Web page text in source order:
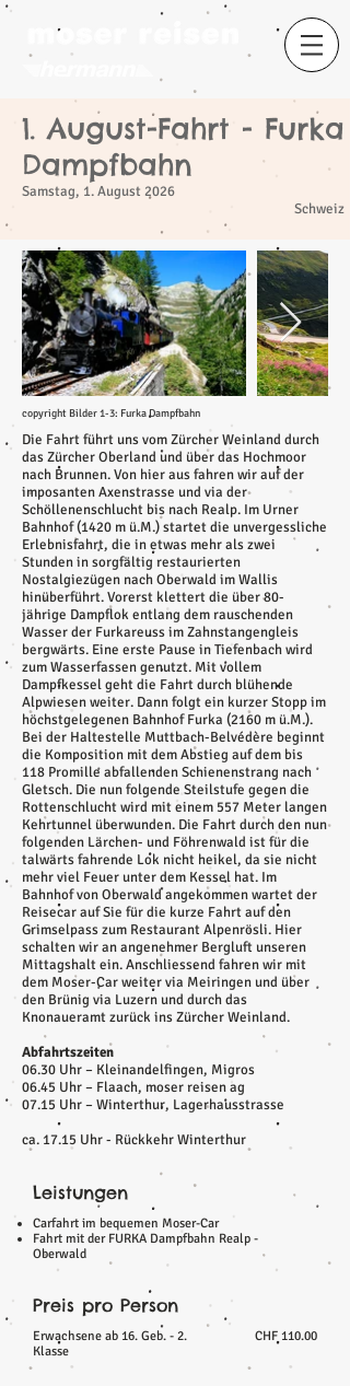
1. August-Fahrt - Furka
Dampfbahn
Samstag, 1. August 2026
​
Schweiz
copyright Bilder 1-3: Furka Dampfbahn
Die Fahrt führt uns vom Zürcher Weinland durch
das Zürcher Oberland und über das Hochmoor
nach Brunnen. Von hier aus fahren wir auf der
imposanten Axenstrasse und via der
Schöllenenschlucht bis nach Realp. Im Urner
Bahnhof (1420 m ü.M.) startet die unvergessliche
Erlebnisfahrt, die in etwas mehr als zwei
Stunden in sorgfältig restaurierten
Nostalgiezügen nach Oberwald im Wallis
hinüberführt. Vorerst klettert die über 80-
jährige Dampflok entlang dem rauschenden
Wasser der Furkareuss im Zahnstangengleis
bergwärts. Eine erste Pause in Tiefenbach wird
zum Wasserfassen genutzt. Mit vollem
Dampfkessel geht die Fahrt durch blühende
Alpwiesen weiter. Dann folgt ein kurzer Stopp im
höchstgelegenen Bahnhof Furka (2160 m ü.M.).
Bei der Haltestelle Muttbach-Belvédère beginnt
die Komposition mit dem Abstieg auf dem bis
118 Promille abfallenden Schienenstrang nach
Gletsch. Die nun folgende Steilstufe gegen die
Rottenschlucht wird mit einem 557 Meter langen
Kehrtunnel überwunden. Die Fahrt durch den nun
folgenden Lärchen- und Föhrenwald ist für die
talwärts fahrende Lok nicht heikel, da sie nicht
mehr viel Feuer unter dem Kessel hat. Im
Bahnhof von Oberwald angekommen wartet der
Reisecar auf Sie für die kurze Fahrt auf den
Grimselpass zum Restaurant Alpenrösli. Hier
schalten wir an angenehmer Bergluft unseren
Mittagshalt ein. Anschliessend fahren wir mit
dem Moser-Car weiter via Meiringen und über
den Brünig via Luzern und durch das
Knonaueramt zurück ins Zürcher Weinland.
Abfahrtszeiten
06.30 Uhr – Kleinandelfingen, Migros
06.45 Uhr – Flaach, moser reisen ag
07.15 Uhr – Winterthur, Lagerhausstrasse
ca. 17.15 Uhr - Rückkehr Winterthur
Leistungen
Carfahrt im bequemen Moser-Car
Fahrt mit der FURKA Dampfbahn Realp -
Oberwald
Preis pro Person
Erwachsene ab 16. Geb. - 2.
Klasse
CHF 110.00